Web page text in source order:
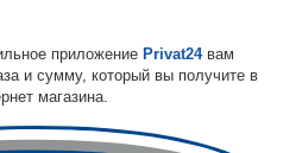
приложение Privat24 вам
и сумму, который вы получите в
магазина.